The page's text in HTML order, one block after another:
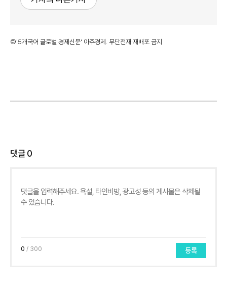
©'5개국어 글로벌 경제신문' 아주경제. 무단전재·재배포 금지
댓글0
0 / 300 등록